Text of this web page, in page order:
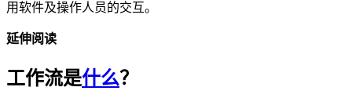
用软件及操作人员的交互。
延伸阅读
工作流是什么？